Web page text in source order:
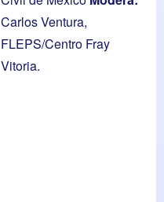
Carlos Ventura,
FLEPS/Centro Fray
Vitoria.